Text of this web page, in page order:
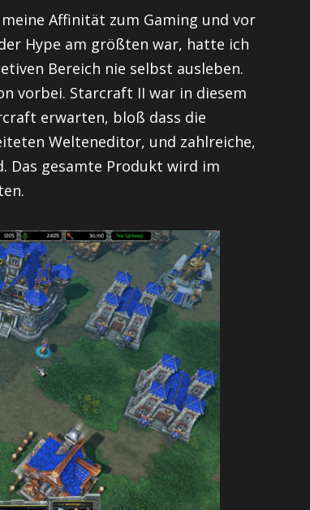
Affinität zum Gaming und vor
Hype am größten war, hatte ich
Bereich nie selbst ausleben.
vorbei. Starcraft II war in diesem
erwarten, bloß dass die
Welteneditor, und zahlreiche,
Das gesamte Produkt wird im